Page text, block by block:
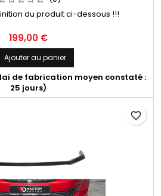
du produit ci-dessous !!!
Prix
199,00 €
Ajouter au panier
de fabrication moyen constaté :
25 jours)
favorite_border